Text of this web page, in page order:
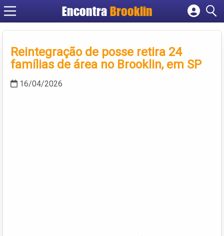
Encontra Brooklin
Cadastrar empresa
Criar conta
Reintegração de posse retira 24
famílias de área no Brooklin, em SP
16/04/2026